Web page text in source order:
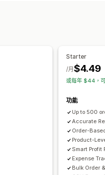
即時庫存同步
Starter
$4.49
/月
或每年 $44，
功能
Up to 500
Accurate
Order-
Product-
Smart Profit
Expense
Bulk Order